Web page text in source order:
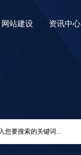
网站建设 资讯中心